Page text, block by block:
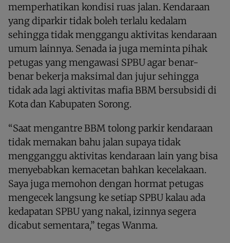
memperhatikan kondisi ruas jalan. Kendaraan
yang diparkir tidak boleh terlalu kedalam
sehingga tidak menggangu aktivitas kendaraan
umum lainnya. Senada ia juga meminta pihak
petugas yang mengawasi SPBU agar benar-
benar bekerja maksimal dan jujur sehingga
tidak ada lagi aktivitas mafia BBM bersubsidi di
Kota dan Kabupaten Sorong.
“Saat mengantre BBM tolong parkir kendaraan
tidak memakan bahu jalan supaya tidak
mengganggu aktivitas kendaraan lain yang bisa
menyebabkan kemacetan bahkan kecelakaan.
Saya juga memohon dengan hormat petugas
mengecek langsung ke setiap SPBU kalau ada
kedapatan SPBU yang nakal, izinnya segera
dicabut sementara,” tegas Wanma.